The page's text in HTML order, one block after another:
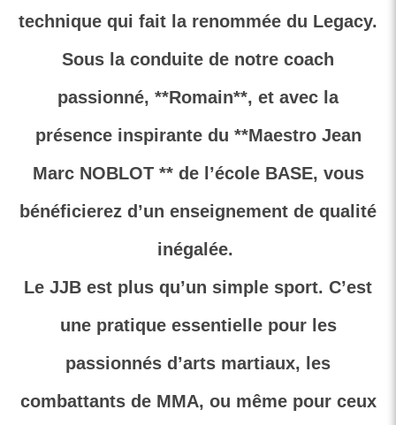
technique qui fait la renommée du Legacy.
Sous la conduite de notre coach
passionné, **Romain**, et avec la
présence inspirante du **Maestro Jean
Marc NOBLOT ** de l’école BASE, vous
bénéficierez d’un enseignement de qualité
inégalée.
Le JJB est plus qu’un simple sport. C’est
une pratique essentielle pour les
passionnés d’arts martiaux, les
combattants de MMA, ou même pour ceux